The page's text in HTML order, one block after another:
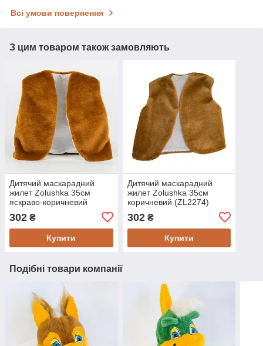
Всі умови повернення
З цим товаром також замовляють
Дитячий маскарадний
жилет Zolushka 35см
яскраво-коричневий
302 ₴
Купити
Дитячий маскарадний
жилет Zolushka 35см
коричневий (ZL2274)
302₴
Купити
Подібні товари компанії